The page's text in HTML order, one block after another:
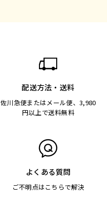
配送方法・送料
佐川急便またはメール便、3,980
円以上で送料無料
よくある質問
ご不明点はこちらで解決